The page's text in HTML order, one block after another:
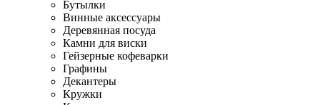
Бутылки
Винные аксессуары
Деревянная посуда
Камни для виски
Гейзерные кофеварки
Графины
Декантеры
Кружки